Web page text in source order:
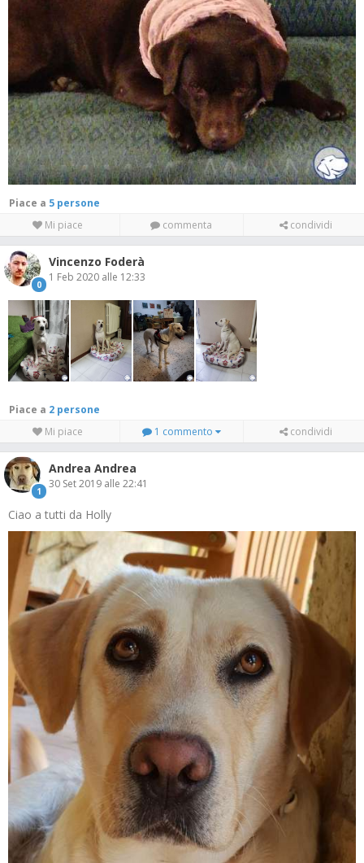
Piace a
5 persone
Mi piace
commenta condividi
0
Vincenzo Foderà
1 Feb 2020 alle 12:33
Piace a
2 persone
Mi piace
1 commento condividi
1
Andrea Andrea
30 Set 2019 alle 22:41
Ciao a tutti da Holly